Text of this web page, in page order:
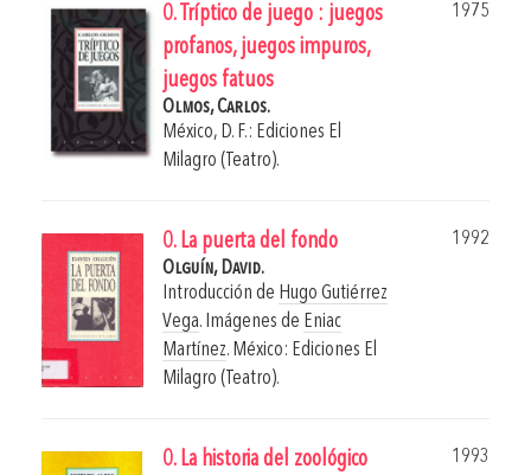
0. Tríptico de juego : juegos
profanos, juegos impuros,
juegos fatuos
1975
Olmos, Carlos.
México, D. F.: Ediciones El
Milagro (Teatro).
0. La puerta del fondo
1992
Olguín, David.
Introducción de Hugo Gutiérrez
Vega. Imágenes de Eniac
Martínez. México: Ediciones El
Milagro (Teatro).
0. La historia del zoológico
1993